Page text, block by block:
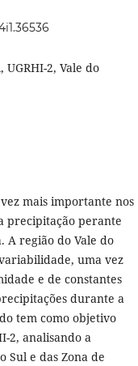
2, Vale do
mais importante nos
precipitação perante
A região do Vale do
uma vez
e de constantes
durante a
tem como objetivo
2, analisando a
Sul e das Zona de